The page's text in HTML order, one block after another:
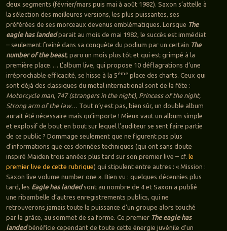
deux segments (février/mars puis mai à août 1982). Saxon s’attelle à
la sélection des meilleures versions, les plus puissantes, ses
préférées de ses morceaux devenus emblématiques. Lorsque The
eagle has landedparait au mois de mai 1982, le succès est immédiat
– seulement freiné dans sa conquête du podium par un certain The
number of the beast, paru un mois plus tôt et qui est grimpé à la
première place…. L’album live, qui propose 10 déflagrations d’une
irréprochable efficacité, se hisse à la 5èmeplace des charts. Ceux qui
sont déjà des classiques du metal international sont de la fête :
Motorcycle man, 747 (strangers in the night), Princess of the night,
Strong arm of the law… Tout n’y est pas, bien sûr, un double album
aurait été nécessaire mais qu’importe ! Mieux vaut un album simple
et explosif de bout en bout sur lequel l’auditeur se sent faire partie
de ce public ? Dommage seulement que ne figurent pas plus
d’informations que ces données techniques (qui ont sans doute
inspiré Maiden trois années plus tard sur son premier live – cf. le
premier live de cette rubrique) qui stipulent entre autres : « Mission :
Saxon live volume number one ». Bien vu : quelques décennies plus
tard, les Eagle has landedsont au nombre de 4 et Saxon a publié
une ribambelle d’autres enregistrements publics, qui ne
retrouverons jamais toute la puissance d’un groupe alors touché
par la grâce, au sommet de sa forme. Ce premier The eagle has
landedbénéficie cependant de toute cette énergie juvénile d’un